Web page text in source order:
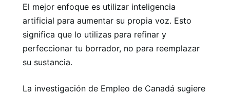
El mejor enfoque es utilizar inteligencia
artificial para aumentar su propia voz. Esto
significa que lo utilizas para refinar y
perfeccionar tu borrador, no para reemplazar
su sustancia.
La investigación de Empleo de Canadá sugiere